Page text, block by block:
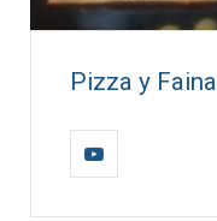
Pizza y Faina